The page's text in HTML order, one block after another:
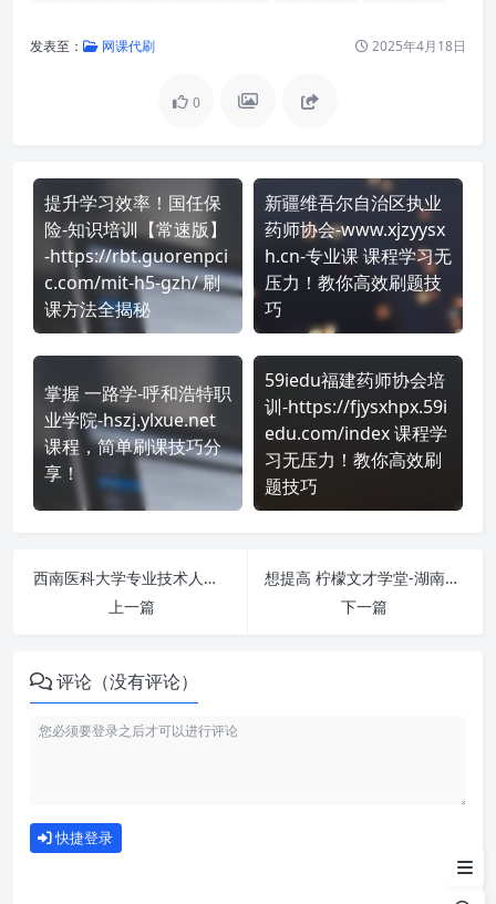
发表至： 网课代刷 2025年4月18日
0
提升学习效率！国任保
险-知识培训【常速版】
-https://rbt.guorenpci
c.com/mit-h5-gzh/ 刷
课方法全揭秘
新疆维吾尔自治区执业
药师协会-www.xjzyysx
h.cn-专业课 课程学习无
压力！教你高效刷题技
巧
掌握 一路学-呼和浩特职
业学院-hszj.ylxue.net
课程，简单刷课技巧分
享！
59iedu福建药师协会培
训-https://fjysxhpx.59i
edu.com/index 课程学
习无压力！教你高效刷
题技巧
西南医科大学专业技术人员继续教育网 https://jxjy.swmu.edu.cn/web/index 课程学习无压力！教你高效刷题技巧
上一篇
想提高 柠檬文才学堂-湖南环境生物职业技术学院 http://edu.wuxuejiaoyu.cn/hnhjswzyjsxy/console/ 刷课效率？看看这些实用技巧
下一篇
评论（没有评论）
快捷登录